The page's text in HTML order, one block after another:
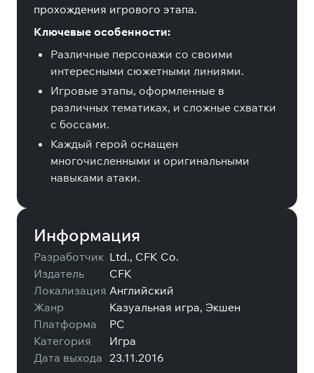
прохождения игрового этапа.
Ключевые особенности:
Различные персонажи со своими
интересными сюжетными линиями.
Игровые этапы, оформленные в
различных тематиках, и сложные схватки
с боссами.
Каждый герой оснащен
многочисленными и оригинальными
навыками атаки.
Информация
Разработчик Ltd., CFK Co.
Издатель
CFK
Локализация Английский
Жанр
Казуальная игра, Экшен
Платформа
PC
Категория
Игра
Дата выхода 23.11.2016